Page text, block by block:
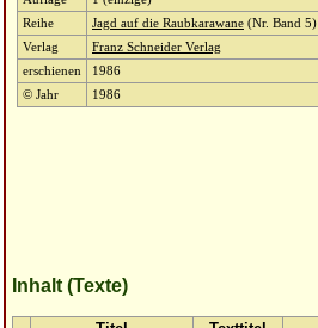
Reihe
Jagd auf die Raubkarawane (Nr. Band 5)
Verlag
Franz Schneider Verlag
erschienen
1986
© Jahr
1986
Inhalt (Texte)